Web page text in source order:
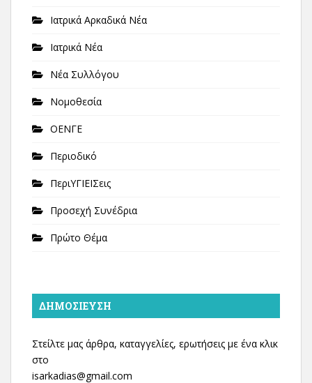
Ιατρικά Αρκαδικά Νέα
Ιατρικά Νέα
Νέα Συλλόγου
Νομοθεσία
ΟΕΝΓΕ
Περιοδικό
ΠεριΥΓΙΕΙΣεις
Προσεχή Συνέδρια
Πρώτο Θέμα
ΔΗΜΟΣΊΕΥΣΗ
Στείλτε μας άρθρα, καταγγελίες, ερωτήσεις με ένα κλικ
στο
isarkadias@gmail.com